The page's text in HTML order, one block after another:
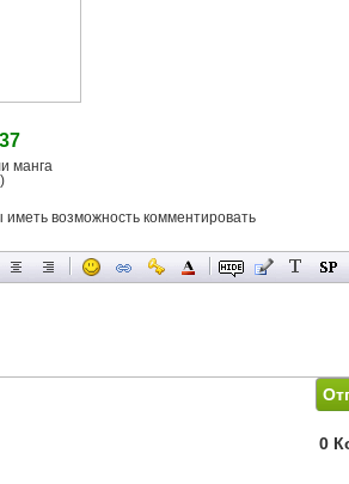
манга
возможность комментировать
0